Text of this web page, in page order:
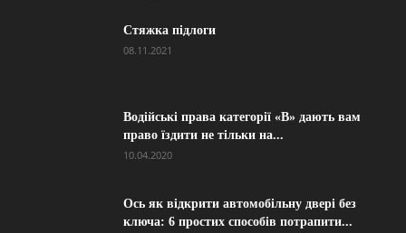
Стяжка підлоги
08.11.2021
Водійські права категорії «B» дають вам
право їздити не тільки на...
10.04.2020
Ось як відкрити автомобільну двері без
ключа: 6 простих способів потрапити...